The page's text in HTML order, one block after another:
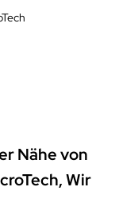
Nähe von
Wir